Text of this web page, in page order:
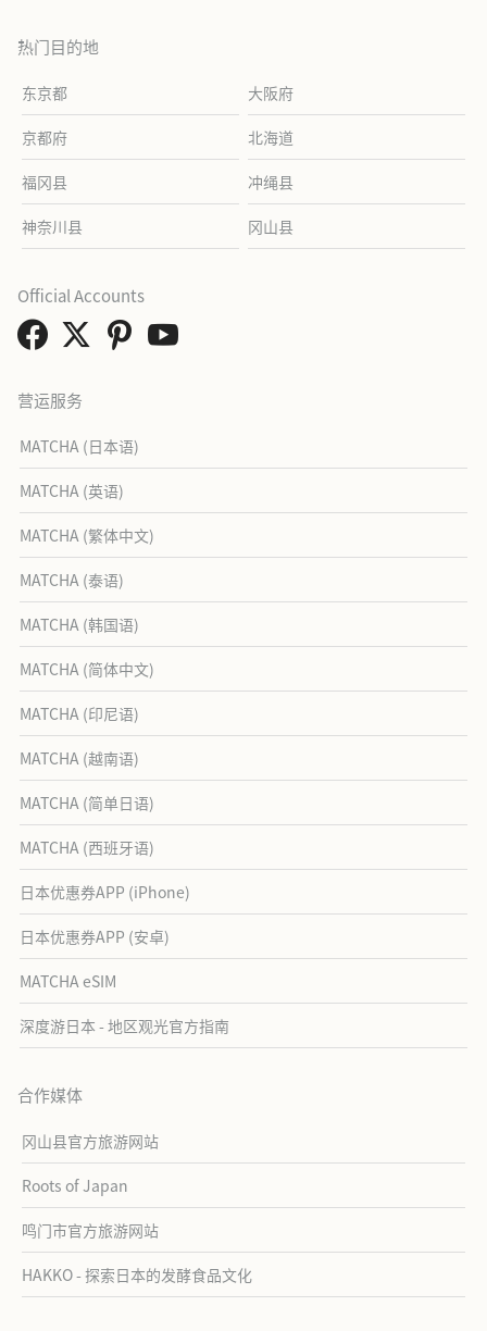
热门目的地
东京都 大阪府
京都府 北海道
福冈县 冲绳县
神奈川县 冈山县
营运服务
MATCHA (日本语)
MATCHA (英语)
MATCHA (繁体中文)
MATCHA (泰语)
MATCHA (韩国语)
MATCHA (简体中文)
MATCHA (印尼语)
MATCHA (越南语)
MATCHA (简单日语)
MATCHA (西班牙语)
日本优惠券APP (iPhone)
日本优惠券APP (安卓)
MATCHA eSIM
深度游日本 - 地区观光官方指南
合作媒体
冈山县官方旅游网站
Roots of Japan
鸣门市官方旅游网站
HAKKO - 探索日本的发酵食品文化
Official Accounts